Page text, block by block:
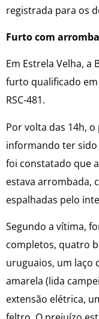
registrada para os
Furto com
Em Estrela Velha,
furto qualificado
RSC-481.
Por volta das 14h,
informando ter
foi constatado que
estava arrombada,
espalhadas pelo
Segundo a vítima,
completos, quatro
uruguaios, um laço
amarela (lida
extensão elétrica,